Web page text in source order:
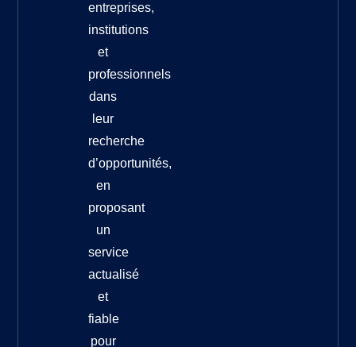
entreprises,
institutions
et
professionnels
dans
leur
recherche
d’opportunités,
en
proposant
un
service
actualisé
et
fiable
pour